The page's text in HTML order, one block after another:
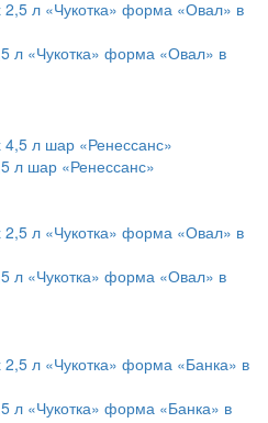
л «Чукотка» форма «Овал» в
л шар «Ренессанс»
л «Чукотка» форма «Овал» в
л «Чукотка» форма «Банка» в